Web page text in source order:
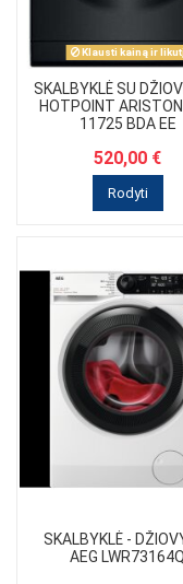
Klausti kainą ir likutį
SKALBYKLĖ SU
HOTPOINT
11725 BDA EE
520,00 €
Rodyti
SKALBYKLĖ -
AEG LWR73164Q